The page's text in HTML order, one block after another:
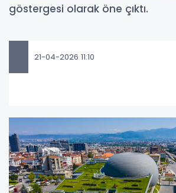
göstergesi olarak öne çıktı.
21-04-2026 11:10